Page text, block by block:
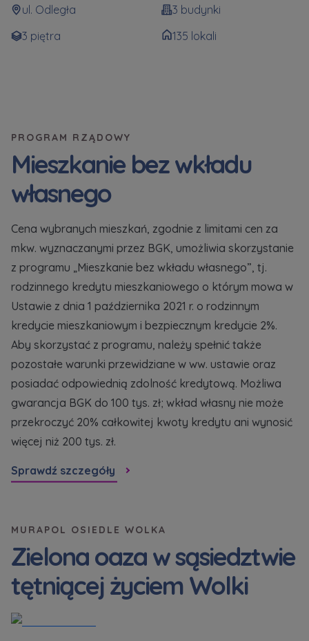
ul. Odległa
3 budynki
3 piętra
135 lokali
PROGRAM RZĄDOWY
Mieszkanie bez wkładu
własnego
Cena wybranych mieszkań, zgodnie z limitami cen za
mkw. wyznaczanymi przez BGK, umożliwia skorzystanie
z programu „Mieszkanie bez wkładu własnego”, tj.
rodzinnego kredytu mieszkaniowego o którym mowa w
Ustawie z dnia 1 października 2021 r. o rodzinnym
kredycie mieszkaniowym i bezpiecznym kredycie 2%.
Aby skorzystać z programu, należy spełnić także
pozostałe warunki przewidziane w ww. ustawie oraz
posiadać odpowiednią zdolność kredytową. Możliwa
gwarancja BGK do 100 tys. zł; wkład własny nie może
przekroczyć 20% całkowitej kwoty kredytu ani wynosić
więcej niż 200 tys. zł.
Sprawdź szczegóły
MURAPOL OSIEDLE WOLKA
Zielona oaza w sąsiedztwie
tętniącej życiem Wolki
Dodatkowe pliki (.doc, .docx, .pdf)
Imię i nazwisko
Telefon
E-mail
Zamawiam obsługę w języku ukraińskim (Замовляю
контакт українською мовою)
Wyrażam wszystkie zgody
Informujemy, że w trosce o najwyższą jakość i
handlowych od ...
Rozwiń
Każdej osobie przysługuje prawo dostępu do
treści swoich... *
Повідомляємо, що для забезпечення найвищої
якості... *
розширити
Даю згоду на отримання комерційної інформації
від...
розширити
своїх персональних... *
розширити
Зв’яжіться з нами
Informujemy, że w trosce o najwyższą jakość i
Rozwiń
handlowych od
Rozwiń
Każdej osobie przysługuje prawo dostępu do
treści swoich... *
Rozwiń
Wyślij
Informujemy, że w trosce o najwyższą jakość i
Rozwiń
handlowych od
Rozwiń
Każdej osobie przysługuje prawo dostępu do
treści swoich... *
Rozwiń
Wyślij